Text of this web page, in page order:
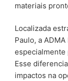
materiais
Localizada
Paulo, a
especialmente
Esse
impactos na